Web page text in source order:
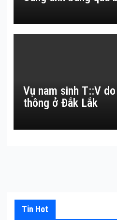
Vụ nam sinh T::V
thông ở Đắk Lắk
Tin Hot